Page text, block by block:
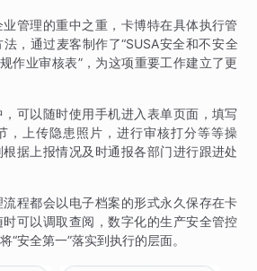
管理的重中之重，卡博特在具体执行管
，通过麦客制作了“SUSA安全和不安全
作业审核表”，为这项重要工作建立了更
可以随时使用手机进入表单页面，填写
，上传隐患照片，进行审核打分等等操
据上报情况及时通报各部门进行跟进处
程都会以电子档案的形式永久保存在卡
可以调取查阅，数字化的生产安全管控
“安全第一”落实到执行的层面。